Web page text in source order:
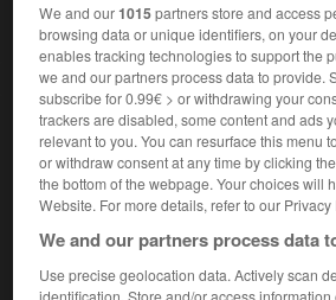
Accueil> Encyclopédie [personnage]>
GastonEyskens
Homme politique belge (Lier, Anvers,
Professeur à l'université de
We and our1015partners store and access
browsing data or unique identifiers, on your
enables tracking technologies to support the
we and our partners process data to provide.
subscribe for 0.99€ > or withdrawing your
trackers are disabled, some content and ads
relevant to you. You can resurface this menu
or withdraw consent at any time by clicking
the bottom of the webpage. Your choices will
Website. For more details, refer to our Privacy
We and our partners process data
Use precise geolocation data. Actively scan
identification. Store and/or access information